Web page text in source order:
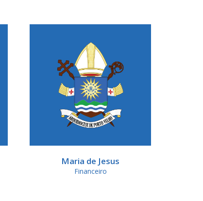
Maria de Jesus
Financeiro